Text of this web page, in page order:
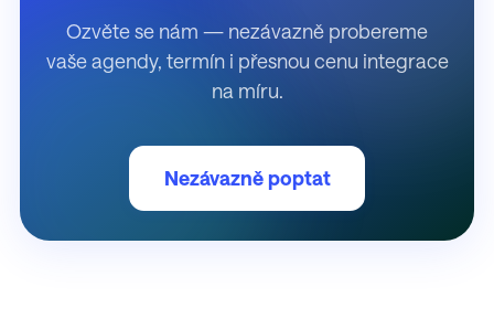
Ozvěte se nám — nezávazně probereme
vaše agendy, termín i přesnou cenu integrace
na míru.
Nezávazně poptat